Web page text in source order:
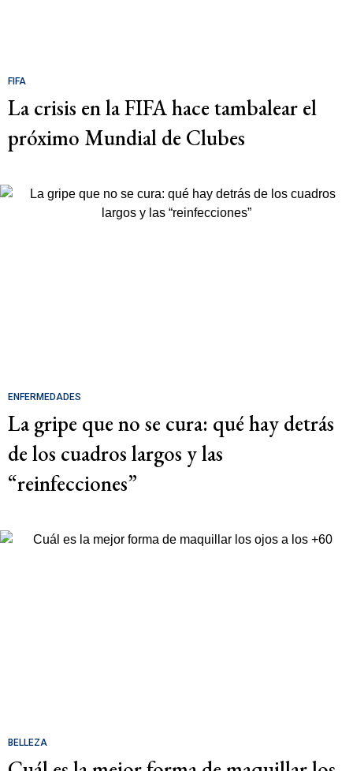
FIFA
La crisis en la FIFA hace tambalear el
próximo Mundial de Clubes
ENFERMEDADES
La gripe que no se cura: qué hay detrás
de los cuadros largos y las
“reinfecciones”
BELLEZA